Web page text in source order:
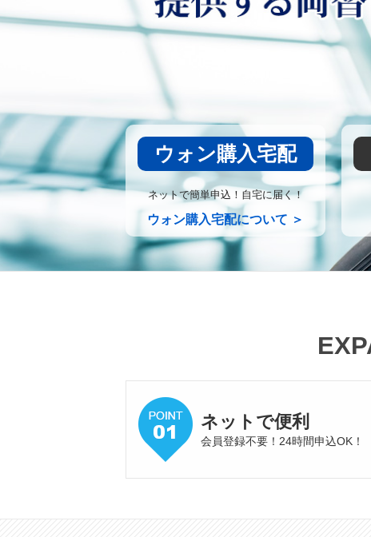
ウォン購入宅配
ネットで簡単申込！自宅に届く！
ウォン購入宅配について ＞
ネットで便利
会員登録不要！24時間申込OK！